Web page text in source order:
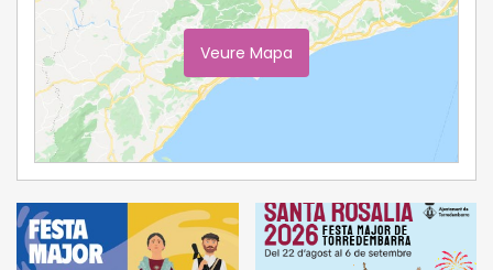
Veure Mapa